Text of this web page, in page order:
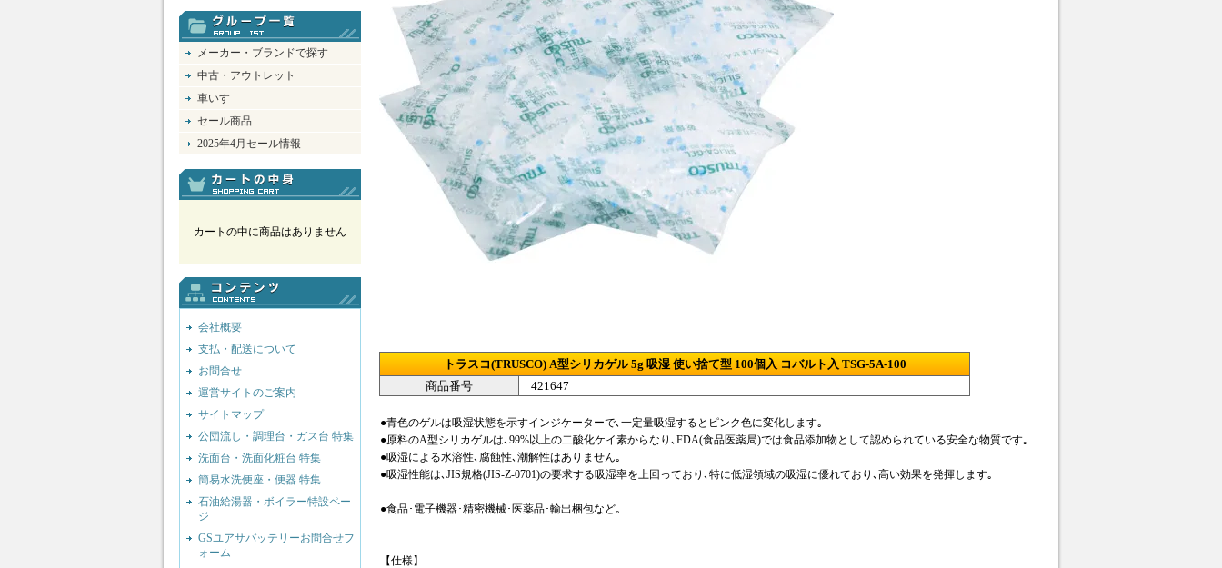
メーカー・ブランドで探す
中古・アウトレット
車いす
セール商品
2025年4月セール情報
カートの中に商品はありません
会社概要
支払・配送について
お問合せ
運営サイトのご案内
サイトマップ
公団流し・調理台・ガス台 特集
洗面台・洗面化粧台 特集
簡易水洗便座・便器 特集
石油給湯器・ボイラー特設ペー
ジ
GSユアサバッテリーお問合せフ
ォーム
トラスコ(TRUSCO) A型シリカゲル 5g 吸湿 使い捨て型 100個入 コバルト入 TSG-5A-100
商品番号
421647
●青色のゲルは吸湿状態を示すインジケーターで､一定量吸湿するとピンク色に変化します｡
●原料のA型シリカゲルは､99%以上の二酸化ケイ素からなり､FDA(食品医薬局)では食品添加物として認められている安全な物質です｡
●吸湿による水溶性､腐蝕性､潮解性はありません｡
●吸湿性能は､JIS規格(JIS-Z-0701)の要求する吸湿率を上回っており､特に低湿領域の吸湿に優れており､高い効果を発揮します｡
●食品･電子機器･精密機械･医薬品･輸出梱包など｡
【仕様】